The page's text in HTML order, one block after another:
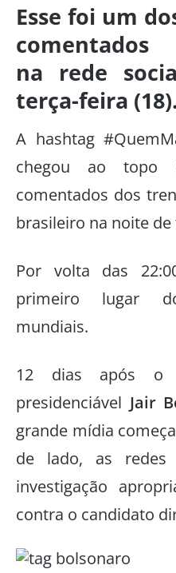
Esse foi um
comentados
na rede
terça-feira (18).
A hashtag
chegou ao topo
comentados dos
brasileiro na noite de
Por volta das
primeiro lugar
mundiais.
12 dias após o
presidenciável Jair
grande mídia
de lado, as redes
investigação
contra o candidato